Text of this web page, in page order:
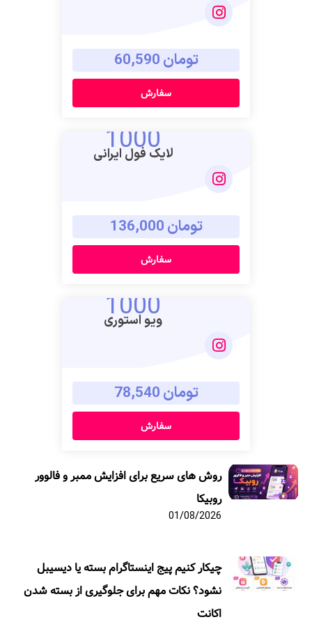
تومان 60,590
سفارش
1000
لایک فول ایرانی
تومان 136,000
سفارش
1000
ویو استوری
تومان 78,540
سفارش
روش های سریع برای افزایش ممبر و فالوور
روبیکا
01/08/2026
چیکار کنیم پیج اینستاگرام بسته یا دیسیبل
نشود؟ نکات مهم برای جلوگیری از بسته شدن
اکانت